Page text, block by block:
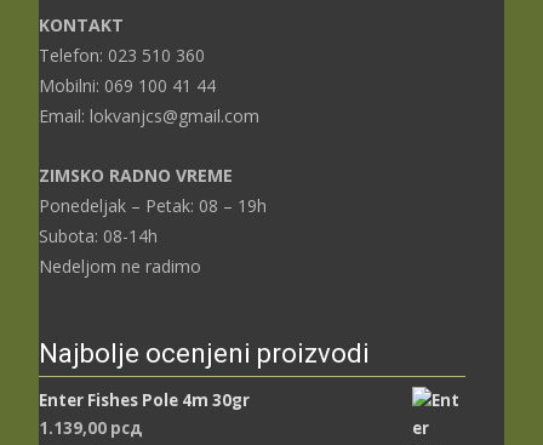
KONTAKT
Telefon: 023 510 360
Mobilni: 069 100 41 44
Email: lokvanjcs@gmail.com
ZIMSKO RADNO VREME
Ponedeljak – Petak: 08 – 19h
Subota: 08-14h
Nedeljom ne radimo
Najbolje ocenjeni proizvodi
Enter Fishes Pole 4m 30gr
1.139,00 рсд